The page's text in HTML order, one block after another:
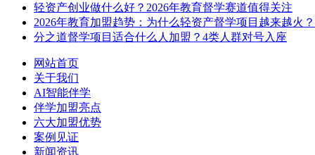
轻资产创业做什么好？2026年教育督学赛道值得关注
2026年教育加盟趋势：为什么轻资产督学项目越来越火？
分之道督学项目适合什么人加盟？4类人群对号入座
网站首页
关于我们
AI智能伴学
伴学加盟亮点
六大加盟优势
案例见证
新闻资讯